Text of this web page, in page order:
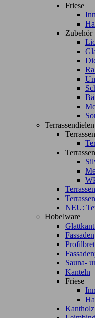
Friese
Zubehör
Terrassendielen
NEU:
Hobelware
Sauna-
Kanteln
Friese
Kantholz